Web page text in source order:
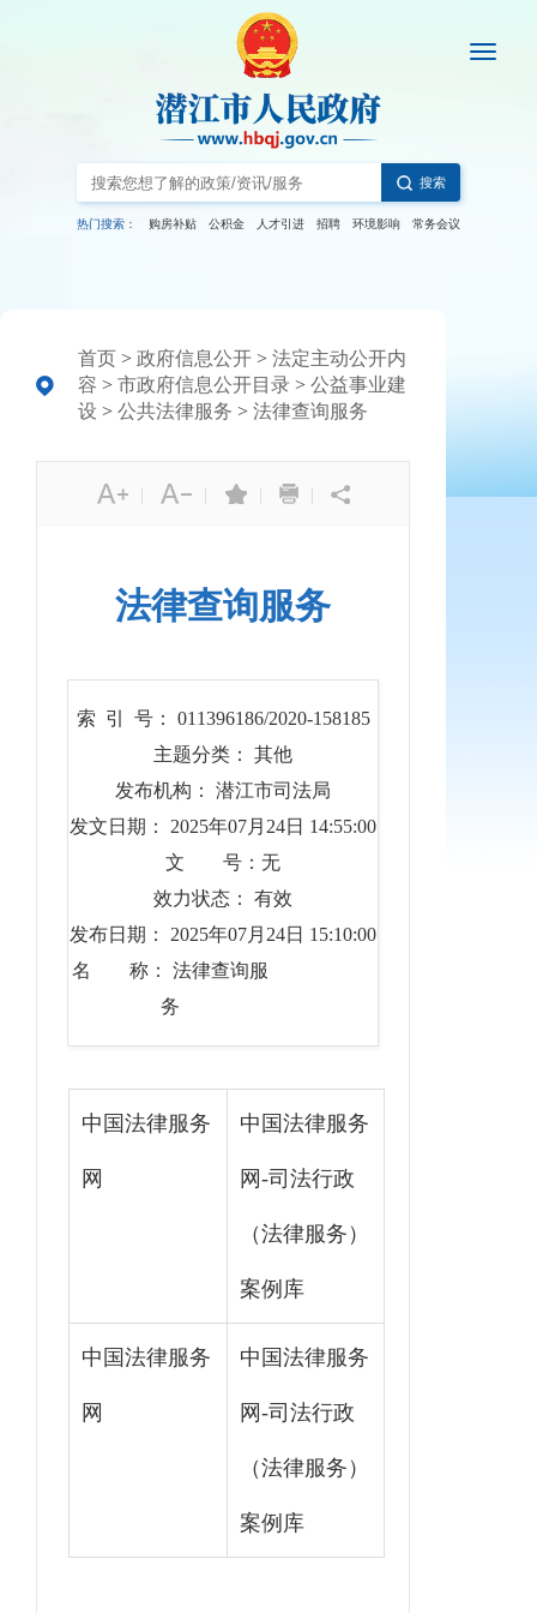
搜索
热门搜索： 购房补贴 公积金 人才引进 招聘 环境影响 常务会议
首页 > 政府信息公开 > 法定主动公开内
容 > 市政府信息公开目录 > 公益事业建
设 > 公共法律服务 > 法律查询服务
| | | |
法律查询服务
索 引 号： 011396186/2020-158185
主题分类： 其他
发布机构： 潜江市司法局
发文日期： 2025年07月24日 14:55:00
文 号：无
效力状态： 有效
发布日期： 2025年07月24日 15:10:00
名 称： 法律查询服
务
中国法律服务
网
中国法律服务
网-司法行政
（法律服务）
案例库
中国法律服务
网
中国法律服务
网-司法行政
（法律服务）
案例库